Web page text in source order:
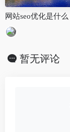
网站seo优化是什么
暂无评论